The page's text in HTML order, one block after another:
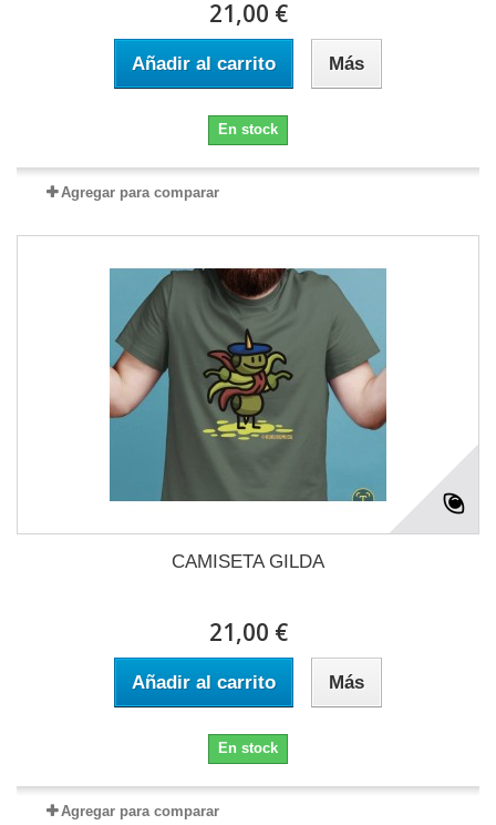
21,00 €
Añadir al carrito Más
En stock
Agregar para comparar
CAMISETA GILDA
21,00 €
Añadir al carrito Más
En stock
Agregar para comparar